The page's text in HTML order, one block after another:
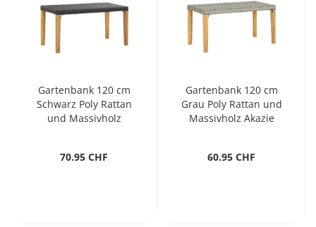
Gartenbank 120 cm
Schwarz Poly Rattan
und Massivholz
70.95 CHF
Gartenbank 120 cm
Grau Poly Rattan und
Massivholz Akazie
60.95 CHF